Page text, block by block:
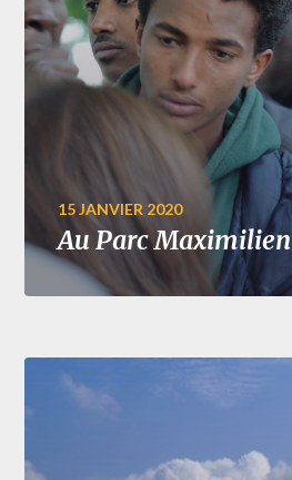
15 JANVIER 2020
Au Parc Maximilien